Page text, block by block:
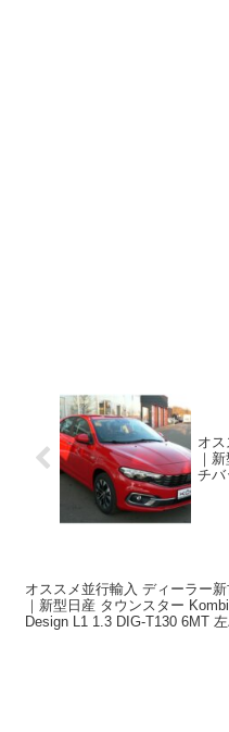
オ
｜
オススメ並行輸入 ディーラー
｜新型日産 タウンスター
Design L1 1.3 DIG-T130 6MT